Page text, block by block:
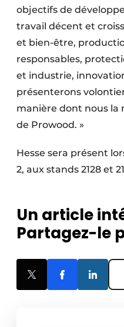
objectifs de
travail décent et
et bien-être,
responsables,
et industrie,
présenterons
manière dont nous la
de Prowood. »
Hesse sera présent
2, aux stands 2128 et
Un article
Partagez-le